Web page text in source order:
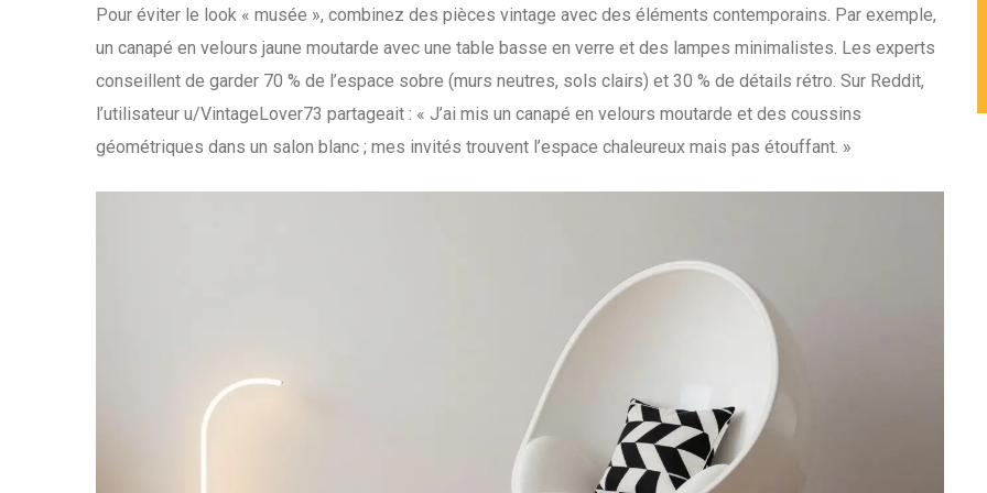
Pour éviter le look « musée », combinez des pièces vintage avec des éléments contemporains. Par exemple,
un canapé en velours jaune moutarde avec une table basse en verre et des lampes minimalistes. Les experts
conseillent de garder 70 % de l’espace sobre (murs neutres, sols clairs) et 30 % de détails rétro. Sur Reddit,
l’utilisateur u/VintageLover73 partageait : « J’ai mis un canapé en velours moutarde et des coussins
géométriques dans un salon blanc ; mes invités trouvent l’espace chaleureux mais pas étouffant. »